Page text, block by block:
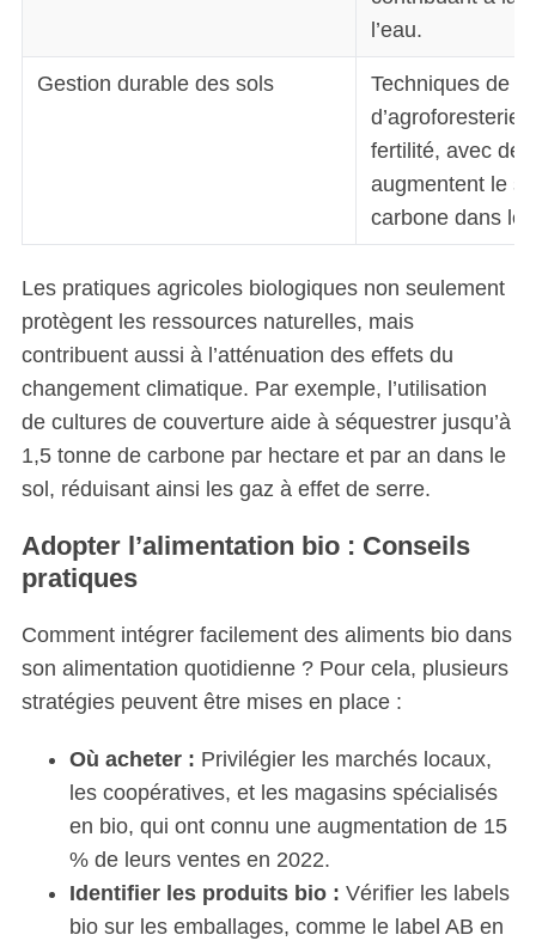
l’eau.
Gestion durable des sols
Techniques de
d’agroforesterie
fertilité, avec
augmentent le
carbone dans le
Les pratiques agricoles biologiques non seulement
protègent les ressources naturelles, mais
contribuent aussi à l’atténuation des effets du
changement climatique. Par exemple, l’utilisation
de cultures de couverture aide à séquestrer jusqu’à
1,5 tonne de carbone par hectare et par an dans le
sol, réduisant ainsi les gaz à effet de serre.
Adopter l’alimentation bio : Conseils
pratiques
Comment intégrer facilement des aliments bio dans
son alimentation quotidienne ? Pour cela, plusieurs
stratégies peuvent être mises en place :
Où acheter : Privilégier les marchés locaux,
les coopératives, et les magasins spécialisés
en bio, qui ont connu une augmentation de 15
% de leurs ventes en 2022.
Identifier les produits bio : Vérifier les labels
bio sur les emballages, comme le label AB en
S
e
a